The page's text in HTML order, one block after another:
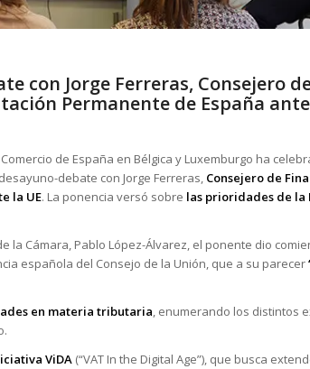
con Jorge Ferreras, Consejero
Permanente de España
de España en Bélgica y Luxemburgo ha
debate con Jorge Ferreras, Consejero de
la UE. La ponencia versó sobre las prioridades de la
la Cámara, Pablo López-Álvarez, el ponente dio
española del Consejo de la Unión, que a su parecer
en materia tributaria, enumerando los distintos
ViDA (“VAT In the Digital Age”), que busca